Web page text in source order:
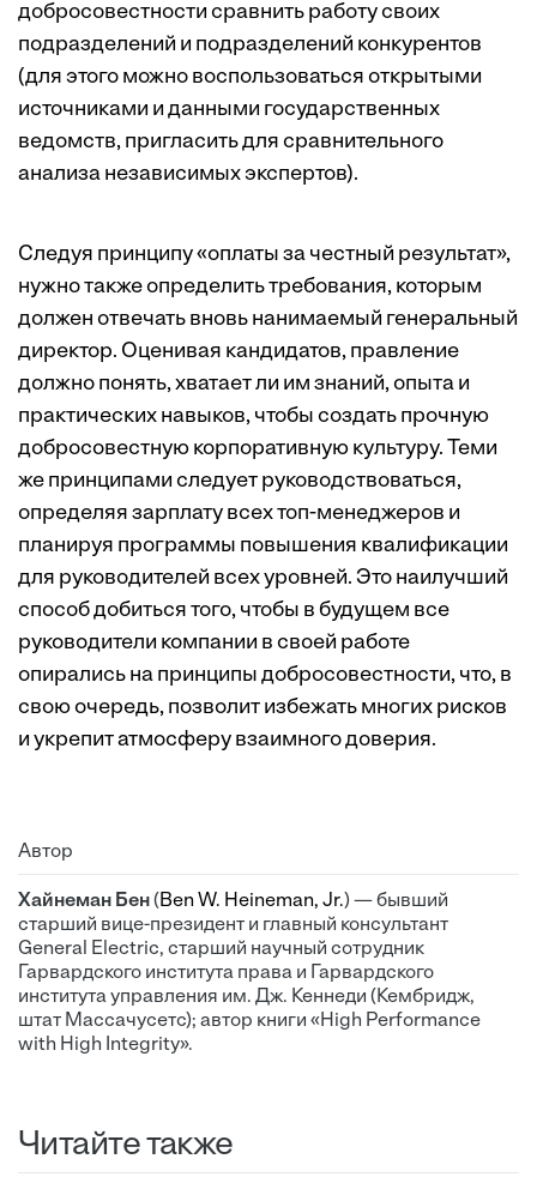
добросовестности сравнить работу своих
подразделений и подразделений конкурентов
(для этого можно воспользоваться открытыми
источниками и данными государст­венных
ведомств, пригласить для сравнительного
анализа независимых экспертов).
Следуя принципу «оплаты за честный результат»,
нужно также определить требования, которым
должен отвечать вновь нанимаемый генеральный
директор. Оценивая кандидатов, правление
должно понять, хватает ли им знаний, опыта и
практических навыков, чтобы создать прочную
добросовестную корпоративную культуру. Теми
же принципами следует руководствоваться,
определяя зарплату всех топ-менеджеров и
планируя прог­раммы повышения квалификации
для руководителей всех уровней. Это наилучший
способ добиться того, чтобы в будущем все
руководители компании в своей работе
опирались на принципы добросовестности, что, в
свою очередь, позволит избежать многих рисков
и укрепит атмосферу взаимного доверия.
Автор
Хайнеман Бен(Ben W. Heineman, Jr.) — бывший
старший вице-президент и главный консультант
General Electric, старший научный ­сотруд­ник
Гарвардского института права и Гарвардского
института управления им. Дж. Кеннеди (Кембридж,
штат Массачусетс); автор книги «High Performance
with High Integrity».
Читайте также